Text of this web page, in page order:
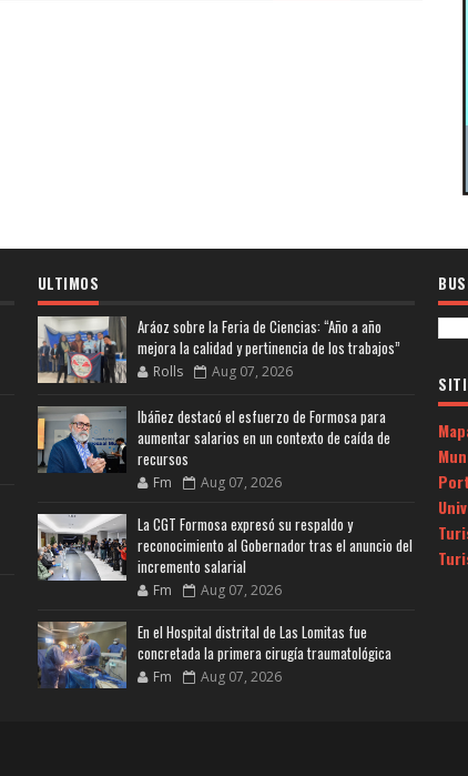
ULTIMOS
Aráoz sobre la Feria de Ciencias: “Año a año
mejora la calidad y pertinencia de los trabajos”
Rolls Aug 07, 2026
Ibáñez destacó el esfuerzo de Formosa para
aumentar salarios en un contexto de caída de
recursos
Fm Aug 07, 2026
La CGT Formosa expresó su respaldo y
reconocimiento al Gobernador tras el anuncio del
incremento salarial
Fm Aug 07, 2026
En el Hospital distrital de Las Lomitas fue
concretada la primera cirugía traumatológica
Fm Aug 07, 2026